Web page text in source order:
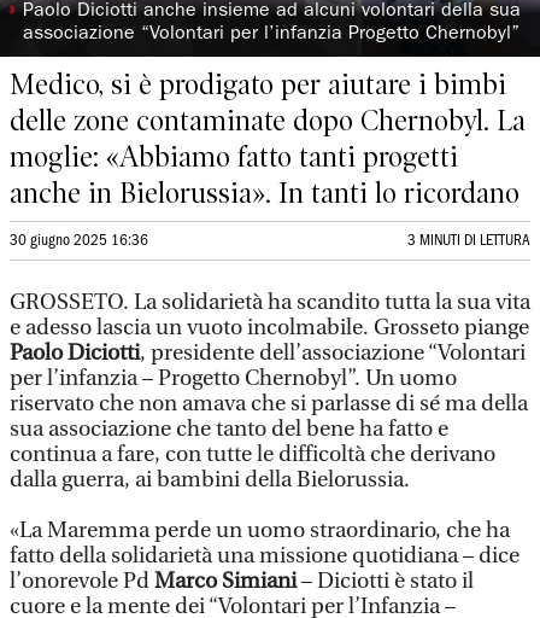
◗ Paolo Diciotti anche insieme ad alcuni volontari della sua
associazione “Volontari per l’infanzia Progetto Chernobyl”
Medico, si è prodigato per aiutare i bimbi
delle zone contaminate dopo Chernobyl. La
moglie: «Abbiamo fatto tanti progetti
anche in Bielorussia». In tanti lo ricordano
30 giugno 2025 16:36 3 MINUTI DI LETTURA
GROSSETO. La solidarietà ha scandito tutta la sua vita
e adesso lascia un vuoto incolmabile. Grosseto piange
Paolo Diciotti, presidente dell’associazione “Volontari
per l’infanzia – Progetto Chernobyl”. Un uomo
riservato che non amava che si parlasse di sé ma della
sua associazione che tanto del bene ha fatto e
continua a fare, con tutte le difficoltà che derivano
dalla guerra, ai bambini della Bielorussia.
«La Maremma perde un uomo straordinario, che ha
fatto della solidarietà una missione quotidiana – dice
l’onorevole PdMarco Simiani– Diciotti è stato il
cuore e la mente dei “Volontari per l’Infanzia –